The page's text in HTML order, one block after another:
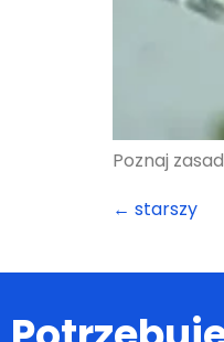
Poznaj
←starszy